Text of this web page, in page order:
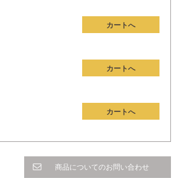
カートへ
カートへ
カートへ
商品についてのお問い合わせ